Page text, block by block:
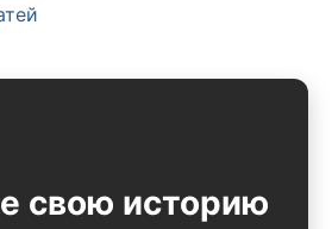
свою историю